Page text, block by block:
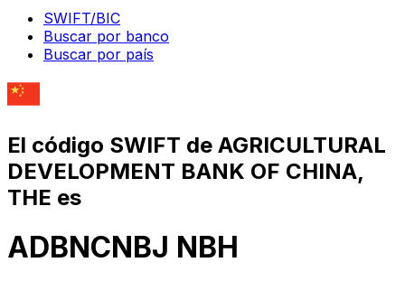
SWIFT/BIC
Buscar por banco
Buscar por país
El código SWIFT de AGRICULTURAL
DEVELOPMENT BANK OF CHINA,
THE es
ADBNCNBJ NBH